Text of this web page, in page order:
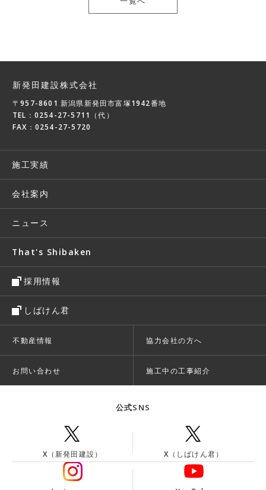
新発田建設株式会社
〒957-8601 新潟県新発田市富塚1942番地
TEL：0254-27-5711（代）
FAX：0254-27-5720
施工実績
会社案内
ニュース
That's Shibaken
採用情報
しばけん君
不動産情報 協力会社の方へ
お問い合わせ 施工中の工事紹介
公式SNS
X（新発田建設） X（しばけん君）